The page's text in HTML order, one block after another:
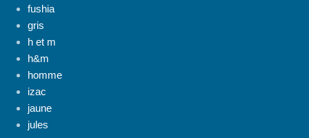
fushia
gris
h et m
h&m
homme
izac
jaune
jules